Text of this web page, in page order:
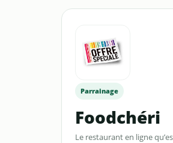
Parrainage
Foodchéri
Le restaurant en ligne